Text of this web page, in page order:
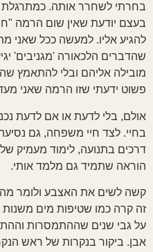
בחרתי לשחרר אותה. כמתרגלת
בעצם יודעת שאין שום הרמה
להגיע אליו. למעשה ככל שאני
שהדברים הלכאורה 'מגניבים'
מובילה אליהם ובלי להתאמץ
פשוט ידעתי שזו הרמה שאני
אולם, בלי לדעת או אם לדעת
בחיי. לצד חיי משפחה, גם
דרכים בתנועה, לימוד מעמיק
הוראה שתמיד גם מלמד אותי.
קשה לשים את האצבע ולומר
זה קרה כמו שטיפות מים
על גבי שנים שההתמסרות
אבן. ביקור בנקרות של ראש